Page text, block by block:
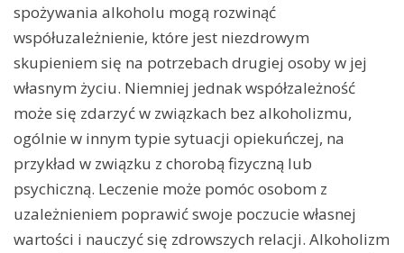
spożywania alkoholu mogą rozwinąć
współuzależnienie, które jest niezdrowym
skupieniem się na potrzebach drugiej osoby w jej
własnym życiu. Niemniej jednak współzależność
może się zdarzyć w związkach bez alkoholizmu,
ogólnie w innym typie sytuacji opiekuńczej, na
przykład w związku z chorobą fizyczną lub
psychiczną. Leczenie może pomóc osobom z
uzależnieniem poprawić swoje poczucie własnej
wartości i nauczyć się zdrowszych relacji. Alkoholizm